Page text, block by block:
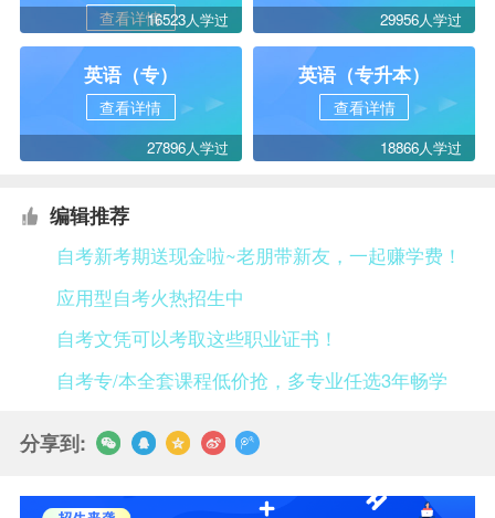
查看详情16523人学过 29956人学过
英语（专）
查看详情
27896人学过
英语（专升本）
查看详情
18866人学过
编辑推荐
自考新考期送现金啦~老朋带新友，一起赚学费！
应用型自考火热招生中
自考文凭可以考取这些职业证书！
自考专/本全套课程低价抢，多专业任选3年畅学
分享到: